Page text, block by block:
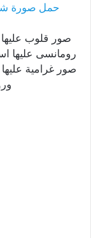
حمل صورة
صور قلوب
رومانسى
صور غرامية